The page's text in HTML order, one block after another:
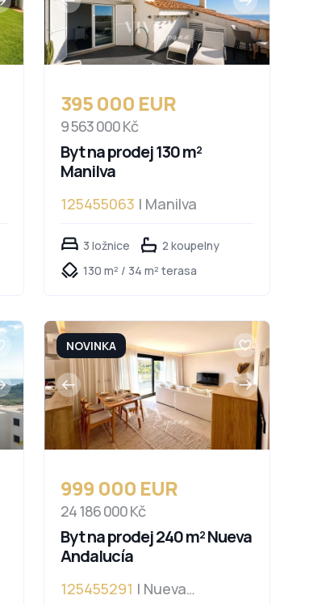
395 000 EUR
9 563 000 Kč
Byt na prodej 130 m²
Manilva
125455063 | Manilva
3 ložnice
2 koupelny
130 m² / 34 m² terasa
NOVINKA
999 000 EUR
24 186 000 Kč
Byt na prodej 240 m² Nueva
Andalucía
125455291 | Nueva